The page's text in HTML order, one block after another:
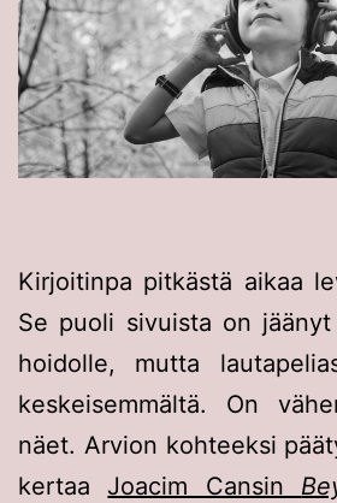
Kirjoitinpa pitkästä aikaa
Se puoli sivuista on
hoidolle, mutta
keskeisemmältä. On
näet. Arvion kohteeksi
kertaa Joacim Cansin